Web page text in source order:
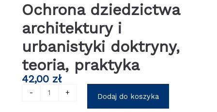
Ochrona dziedzictwa
architektury i
urbanistyki doktryny,
teoria, praktyka
42,00 zł
- + Dodaj do koszyka